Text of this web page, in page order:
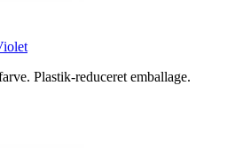
Plastik-reduceret emballage.